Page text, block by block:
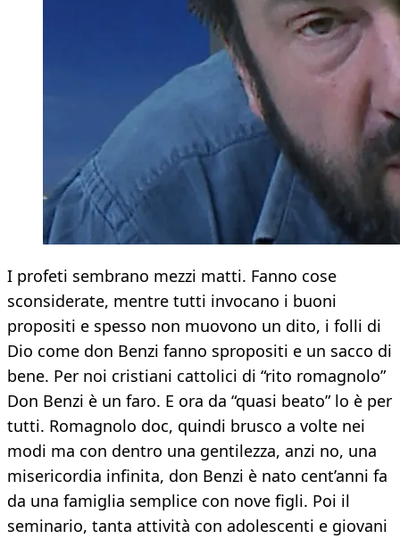
I profeti sembrano mezzi matti. Fanno cose
sconsiderate, mentre tutti invocano i buoni
propositi e spesso non muovono un dito, i folli di
Dio come don Benzi fanno spropositi e un sacco di
bene. Per noi cristiani cattolici di “rito romagnolo”
Don Benzi è un faro. E ora da “quasi beato” lo è per
tutti. Romagnolo doc, quindi brusco a volte nei
modi ma con dentro una gentilezza, anzi no, una
misericordia infinita, don Benzi è nato cent’anni fa
da una famiglia semplice con nove figli. Poi il
seminario, tanta attività con adolescenti e giovani